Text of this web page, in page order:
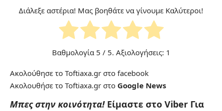
Διάλεξε αστέρια! Μας βοηθάτε να γίνουμε Καλύτεροι!
Βαθμολογία 5 / 5. Αξιολογήσεις: 1
Ακολούθησε το Toftiaxa.gr στο facebook
Ακολουθήσε το Toftiaxa.gr στο Google News
Μπες στην κοινότητα! Είμαστε στο Viber Για